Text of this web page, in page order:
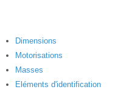
Dimensions
Motorisations
Masses
Eléments d'identification